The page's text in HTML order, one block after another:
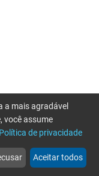
web
Notícias
more_horiz
Mais
a mais agradável
você assume
de privacidade
Aceitar todos
novamente